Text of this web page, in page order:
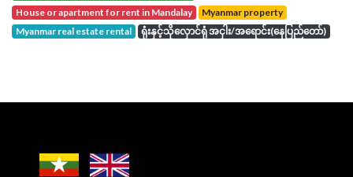
house or apartment for rent in Mandalay
Myanmar property
Myanmar real estate rental
ရုံးနှင့်သိုလှောင်ရုံ အငှါး/အရောင်း(နေပြည်တော်)